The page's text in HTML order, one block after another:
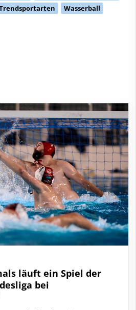
Wasserball
läuft ein Spiel der
bei